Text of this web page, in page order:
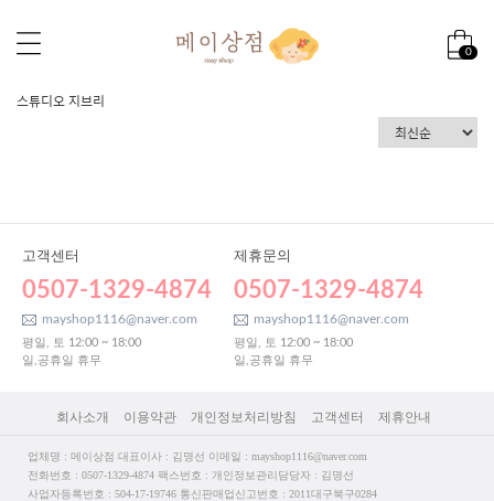
0
스튜디오 지브리
고객센터
0507-1329-4874
mayshop1116@naver.com
평일, 토 12:00 ~ 18:00
일,공휴일 휴무
제휴문의
0507-1329-4874
mayshop1116@naver.com
평일, 토 12:00 ~ 18:00
일,공휴일 휴무
회사소개 이용약관 개인정보처리방침 고객센터 제휴안내
업체명 : 메이상점 대표이사 : 김명선 이메일 : mayshop1116@naver.com
전화번호 : 0507-1329-4874 팩스번호 : 개인정보관리담당자 : 김명선
사업자등록번호 : 504-17-19746 통신판매업신고번호 : 2011대구북구0284